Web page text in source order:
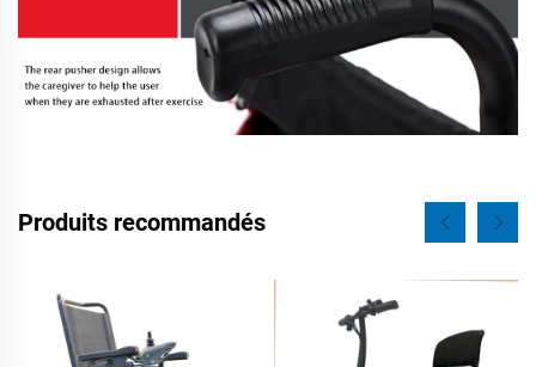
Produits recommandés